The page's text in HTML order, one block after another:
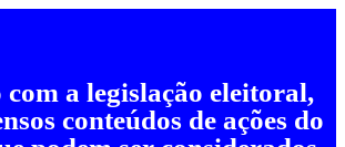
com a legislação eleitoral,
conteúdos de ações do